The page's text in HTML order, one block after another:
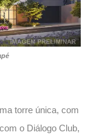
torre única, com
o Diálogo Club,